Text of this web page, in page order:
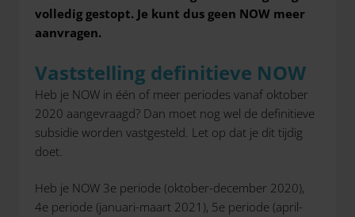
volledig gestopt. Je kunt dus geen NOW meer
aanvragen.
Vaststelling definitieve NOW
Heb je NOW in één of meer periodes vanaf oktober
2020 aangevraagd? Dan moet nog wel de definitieve
subsidie worden vastgesteld. Let op dat je dit tijdig
doet.
Heb je NOW 3e periode (oktober-december 2020),
4e periode (januari-maart 2021), 5e periode (april-